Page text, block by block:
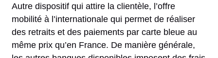
Autre dispositif qui attire la clientèle, l’offre
mobilité à l’internationale qui permet de réaliser
des retraits et des paiements par carte bleue au
même prix qu’en France. De manière générale,